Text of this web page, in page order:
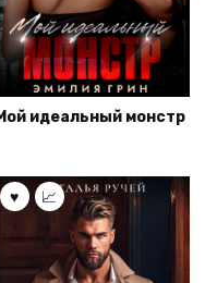
идеальный монстр